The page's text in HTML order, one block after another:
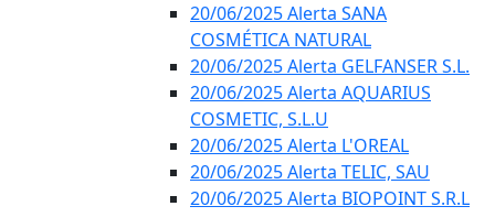
20/06/2025 Alerta SANA
COSMÉTICA NATURAL
20/06/2025 Alerta GELFANSER S.L.
20/06/2025 Alerta AQUARIUS
COSMETIC, S.L.U
20/06/2025 Alerta L'OREAL
20/06/2025 Alerta TELIC, SAU
20/06/2025 Alerta BIOPOINT S.R.L